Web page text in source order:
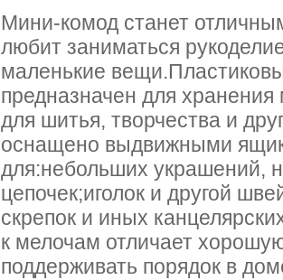
Мини-комод станет
любит заниматься
маленькие
предназначен для
для шитья, творчества и
оснащено выдвижными
для:небольших украшений,
цепочек;иголок и другой
скрепок и иных
к мелочам отличает
поддерживать порядок в